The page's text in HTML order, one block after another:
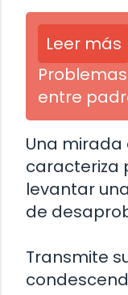
Leer más
entre
Una mirada
caracteriza
levantar
de
Transmite